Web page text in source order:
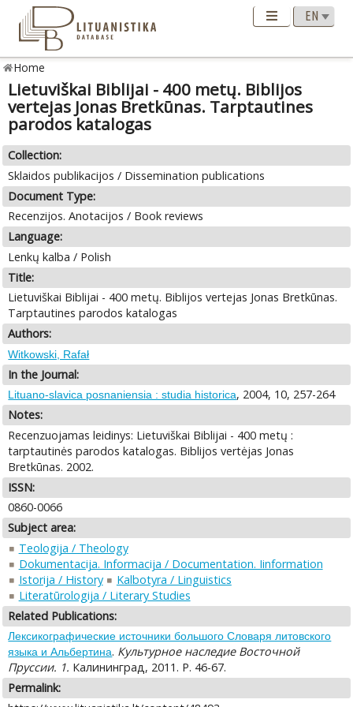
Home
Lietuviškai Biblijai - 400 metų. Biblijos
vertejas Jonas Bretkūnas. Tarptautines
parodos katalogas
Collection:
Sklaidos publikacijos / Dissemination publications
Document Type:
Recenzijos. Anotacijos / Book reviews
Language:
Lenkų kalba / Polish
Title:
Lietuviškai Biblijai - 400 metų. Biblijos vertejas Jonas Bretkūnas.
Tarptautines parodos katalogas
Authors:
Witkowski, Rafał
In the Journal:
Lituano-slavica posnaniensia : studia historica, 2004, 10, 257-264
Notes:
Recenzuojamas leidinys: Lietuviškai Biblijai - 400 metų :
tarptautinės parodos katalogas. Biblijos vertėjas Jonas
Bretkūnas. 2002.
ISSN:
0860-0066
Subject area:
Teologija / Theology
Dokumentacija. Informacija / Documentation. Iinformation
Istorija / History
Kalbotyra / Linguistics
Literatūrologija / Literary Studies
Related Publications:
Лексикографические источники большого Словаря литовского
языка и Альбертина. Культурное наследие Восточной
Пруссии. 1. Калининград, 2011. P. 46-67.
Permalink: